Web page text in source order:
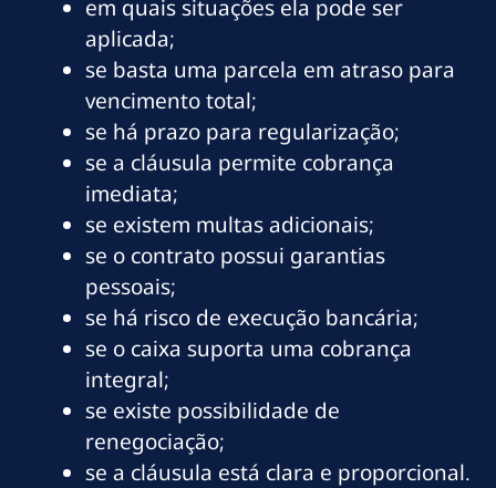
em quais situações ela pode ser
aplicada;
se basta uma parcela em atraso para
vencimento total;
se há prazo para regularização;
se a cláusula permite cobrança
imediata;
se existem multas adicionais;
se o contrato possui garantias
pessoais;
se há risco de execução bancária;
se o caixa suporta uma cobrança
integral;
se existe possibilidade de
renegociação;
se a cláusula está clara e proporcional.